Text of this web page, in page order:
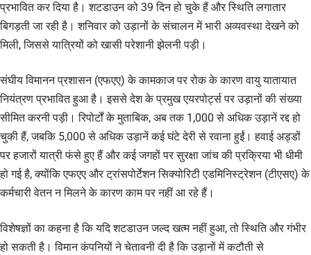
प्रभावित कर दिया है। शटडाउन को 39 दिन हो चुके हैं और स्थिति लगातार
बिगड़ती जा रही है। शनिवार को उड़ानों के संचालन में भारी अव्यवस्था देखने को
मिली, जिससे यात्रियों को खासी परेशानी झेलनी पड़ी।
संघीय विमानन प्रशासन (एफएए) के कामकाज पर रोक के कारण वायु यातायात
नियंत्रण प्रभावित हुआ है। इससे देश के प्रमुख एयरपोर्ट्स पर उड़ानों की संख्या
सीमित करनी पड़ी। रिपोर्टों के मुताबिक, अब तक 1,000 से अधिक उड़ानें रद्द हो
चुकी हैं, जबकि 5,000 से अधिक उड़ानें कई घंटे देरी से रवाना हुईं। हवाई अड्डों
पर हजारों यात्री फंसे हुए हैं और कई जगहों पर सुरक्षा जांच की प्रक्रिया भी धीमी
हो गई है, क्योंकि एफएए और ट्रांसपोर्टेशन सिक्योरिटी एडमिनिस्ट्रेशन (टीएसए) के
कर्मचारी वेतन न मिलने के कारण काम पर नहीं आ रहे हैं।
विशेषज्ञों का कहना है कि यदि शटडाउन जल्द खत्म नहीं हुआ, तो स्थिति और गंभीर
हो सकती है। विमान कंपनियों ने चेतावनी दी है कि उड़ानों में कटौती से